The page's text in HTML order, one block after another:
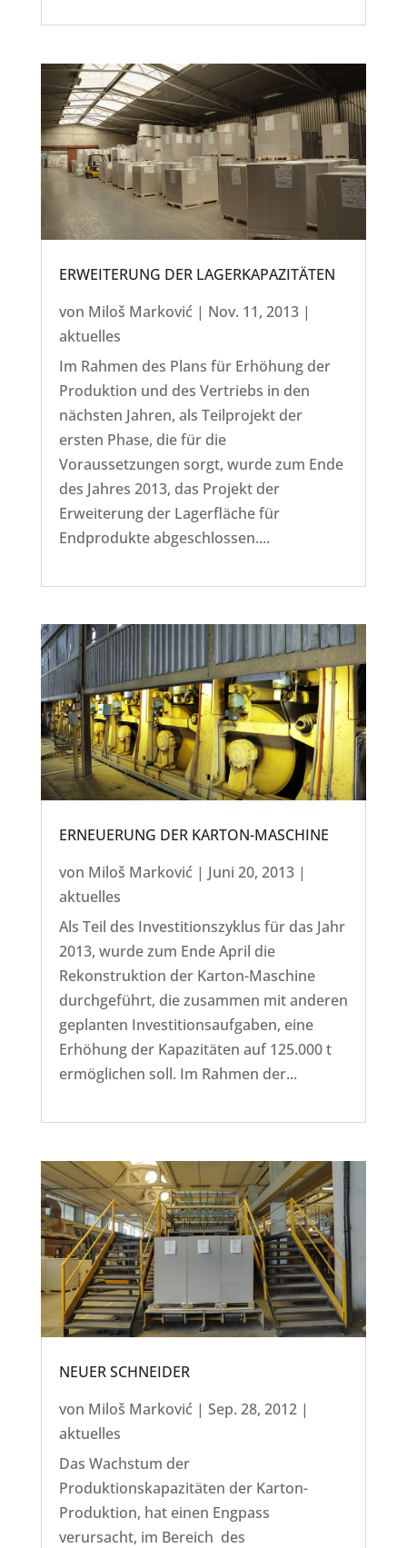
ERWEITERUNG DER LAGERKAPAZITÄTEN
von Miloš Marković | Nov. 11, 2013|
aktuelles
Im Rahmen des Plans für Erhöhung der
Produktion und des Vertriebs in den
nächsten Jahren, als Teilprojekt der
ersten Phase, die für die
Voraussetzungen sorgt, wurde zum Ende
des Jahres 2013, das Projekt der
Erweiterung der Lagerfläche für
Endprodukte abgeschlossen....
ERNEUERUNG DER KARTON-MASCHINE
von Miloš Marković | Juni 20, 2013|
aktuelles
Als Teil des Investitionszyklus für das Jahr
2013, wurde zum Ende April die
Rekonstruktion der Karton-Maschine
durchgeführt, die zusammen mit anderen
geplanten Investitionsaufgaben, eine
Erhöhung der Kapazitäten auf 125.000 t
ermöglichen soll. Im Rahmen der...
NEUER SCHNEIDER
von Miloš Marković | Sep. 28, 2012|
aktuelles
Das Wachstum der
Produktionskapazitäten der Karton-
Produktion, hat einen Engpass
verursacht, im Bereich des